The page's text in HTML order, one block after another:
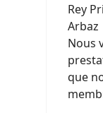
Rey
Arbaz
Nous
que